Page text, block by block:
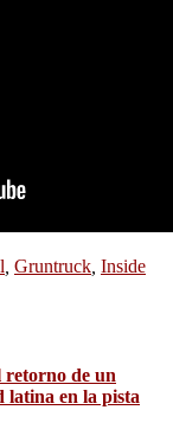
, Gruntruck, Inside
retorno de un
latina en la pista